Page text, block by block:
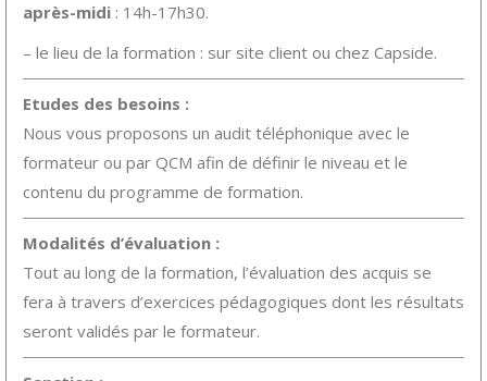
après-midi : 14h-17h30.
– le lieu de la formation : sur site client ou chez Capside.
Etudes des besoins :
Nous vous proposons un audit téléphonique avec le
formateur ou par QCM afin de définir le niveau et le
contenu du programme de formation.
Modalités d’évaluation :
Tout au long de la formation, l’évaluation des acquis se
fera à travers d’exercices pédagogiques dont les résultats
seront validés par le formateur.